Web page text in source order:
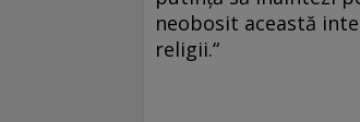
neobosit această
religii.“